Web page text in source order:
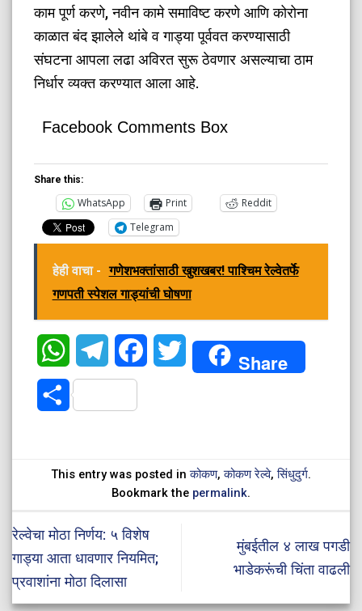
काम पूर्ण करणे, नवीन कामे समाविष्ट करणे आणि कोरोना
काळात बंद झालेले थांबे व गाड्या पूर्ववत करण्यासाठी
संघटना आपला लढा अविरत सुरू ठेवणार असल्याचा ठाम
निर्धार व्यक्त करण्यात आला आहे.
Facebook Comments Box
Share this:
WhatsApp Print
Reddit
Telegram
हेही वाचा - गणेशभक्तांसाठी खुशखबर! पाश्चिम रेल्वेतर्फे
गणपती स्पेशल गाड्यांची घोषणा
WhatsAppTelegramFacebookTwitter Share
Share
This entry was posted inकोकण,कोकण रेल्वे,सिंधुदुर्ग.
Bookmark the permalink.
रेल्वेचा मोठा निर्णय: ५ विशेष
गाड्या आता धावणार नियमित;
प्रवाशांना मोठा दिलासा
मुंबईतील ४ लाख पगडी
भाडेकरूंची चिंता वाढली